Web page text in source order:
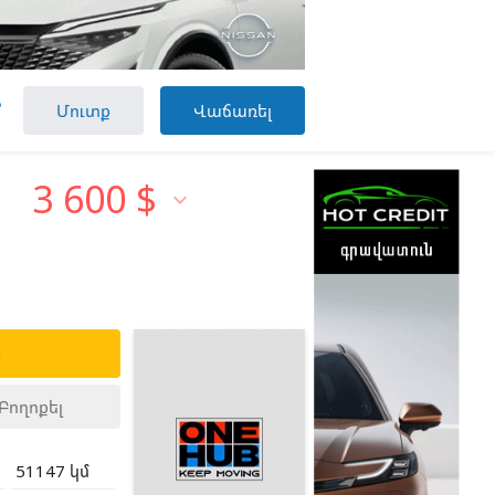
Վաճառել
Մուտք
3 600 $ 
Բողոքել
51147 կմ